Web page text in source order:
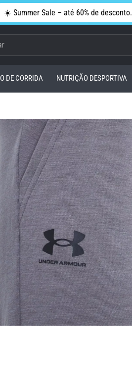
☀️ Summer Sale – até 60% de desconto.
DE CORRIDA NUTRIÇÃO DESPORTIVA